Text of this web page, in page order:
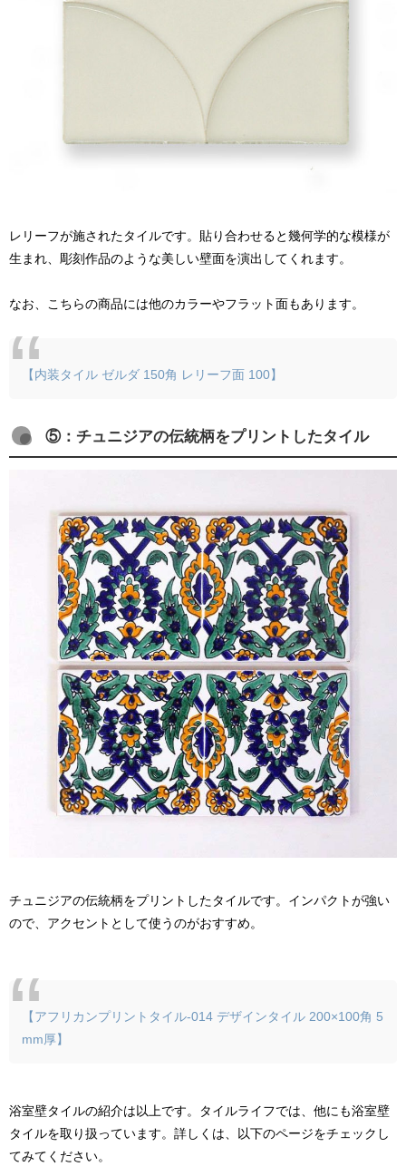
レリーフが施されたタイルです。貼り合わせると幾何学的な模様が
生まれ、彫刻作品のような美しい壁面を演出してくれます。
なお、こちらの商品には他のカラーやフラット面もあります。
【内装タイル ゼルダ 150角 レリーフ面 100】
⑤：チュニジアの伝統柄をプリントしたタイル
チュニジアの伝統柄をプリントしたタイルです。インパクトが強い
ので、アクセントとして使うのがおすすめ。
【アフリカンプリントタイル-014 デザインタイル 200×100角 5
mm厚】
浴室壁タイルの紹介は以上です。タイルライフでは、他にも浴室壁
タイルを取り扱っています。詳しくは、以下のページをチェックし
てみてください。